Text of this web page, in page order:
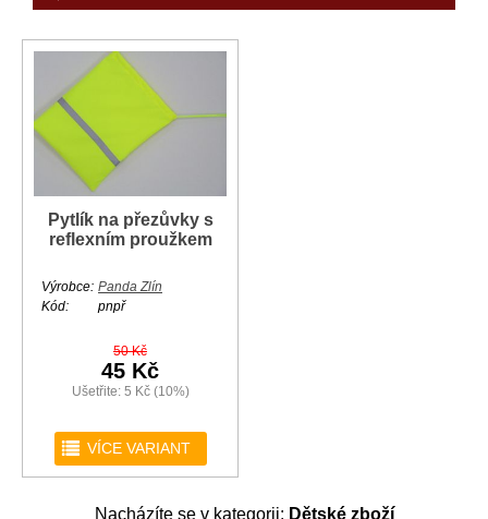
Pytlík na přezůvky s
reflexním proužkem
Výrobce: Panda Zlín
Kód:
pnpř
50 Kč
45 Kč
Ušetřite: 5 Kč (10%)
r VÍCE VARIANT
Nacházíte se v kategorii: Dětské zboží